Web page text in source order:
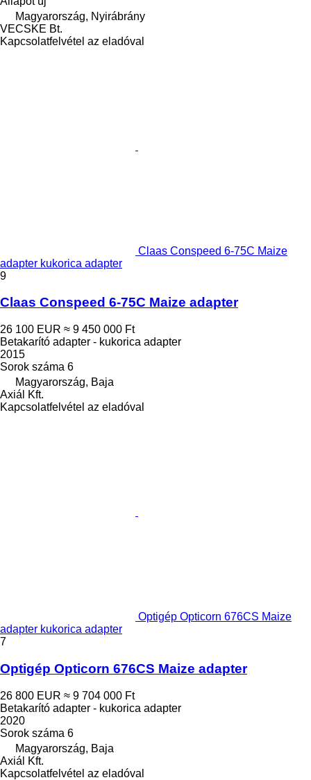
Magyarország, Nyirábrány
VECSKE Bt.
Kapcsolatfelvétel az eladóval
Claas Conspeed 6-75C Maize
adapter kukorica adapter
9
Claas Conspeed 6-75C Maize adapter
26 100 EUR ≈ 9 450 000 Ft
Betakarító adapter - kukorica adapter
2015
Sorok száma 6
Magyarország, Baja
Axiál Kft.
Kapcsolatfelvétel az eladóval
Optigép Opticorn 676CS Maize
adapter kukorica adapter
7
Optigép Opticorn 676CS Maize adapter
26 800 EUR ≈ 9 704 000 Ft
Betakarító adapter - kukorica adapter
2020
Sorok száma 6
Magyarország, Baja
Axiál Kft.
Kapcsolatfelvétel az eladóval